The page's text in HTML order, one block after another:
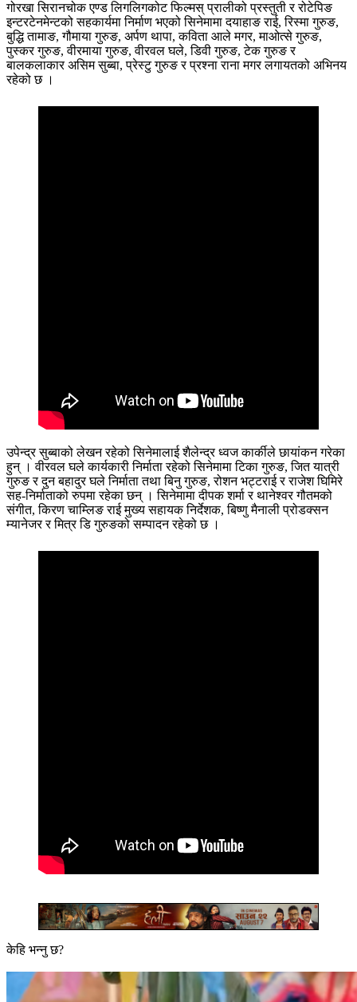
गोरखा सिरानचोक एण्ड लिगलिगकोट फिल्मस् प्रालीको प्रस्तुती र रोटेपिङ
इन्टरटेनमेन्टको सहकार्यमा निर्माण भएको सिनेमामा दयाहाङ राई, रिस्मा गुरुङ,
बुद्धि तामाङ, गौमाया गुरुङ, अर्पण थापा, कविता आले मगर, माओत्से गुरुङ,
पुस्कर गुरुङ, वीरमाया गुरुङ, वीरवल घले, डिवी गुरुङ, टेक गुरुङ र
बालकलाकार असिम सुब्बा, प्रेस्टु गुरुङ र प्रश्ना राना मगर लगायतको अभिनय
रहेको छ ।
उपेन्द्र सुब्बाको लेखन रहेको सिनेमालाई शैलेन्द्र ध्वज कार्कीले छायांकन गरेका
हुन् । वीरवल घले कार्यकारी निर्माता रहेको सिनेमामा टिका गुरुङ, जित यात्री
गुरुङ र दुन बहादुर घले निर्माता तथा बिनु गुरुङ, रोशन भट्टराई र राजेश घिमिरे
सह-निर्माताको रुपमा रहेका छन् । सिनेमामा दीपक शर्मा र थानेश्वर गौतमको
संगीत, किरण चाम्लिङ राई मुख्य सहायक निर्देशक, बिष्णु मैनाली प्रोडक्सन
म्यानेजर र मित्र डि गुरुङको सम्पादन रहेको छ ।
केहि भन्नु छ?